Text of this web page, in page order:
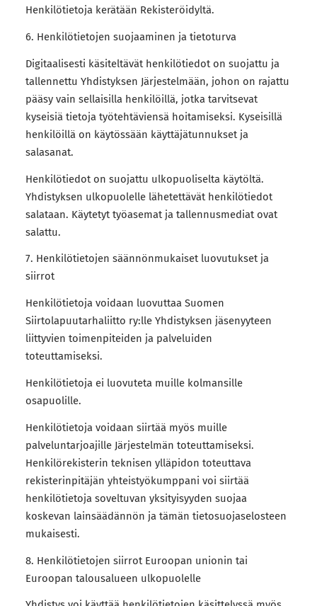
Henkilötietoja kerätään Rekisteröidyltä.
6. Henkilötietojen suojaaminen ja tietoturva
Digitaalisesti käsiteltävät henkilötiedot on suojattu ja
tallennettu Yhdistyksen Järjestelmään, johon on rajattu
pääsy vain sellaisilla henkilöillä, jotka tarvitsevat
kyseisiä tietoja työtehtäviensä hoitamiseksi. Kyseisillä
henkilöillä on käytössään käyttäjätunnukset ja
salasanat.
Henkilötiedot on suojattu ulkopuoliselta käytöltä.
Yhdistyksen ulkopuolelle lähetettävät henkilötiedot
salataan. Käytetyt työasemat ja tallennusmediat ovat
salattu.
7. Henkilötietojen säännönmukaiset luovutukset ja
siirrot
Henkilötietoja voidaan luovuttaa Suomen
Siirtolapuutarhaliitto ry:lle Yhdistyksen jäsenyyteen
liittyvien toimenpiteiden ja palveluiden
toteuttamiseksi.
Henkilötietoja ei luovuteta muille kolmansille
osapuolille.
Henkilötietoja voidaan siirtää myös muille
palveluntarjoajille Järjestelmän toteuttamiseksi.
Henkilörekisterin teknisen ylläpidon toteuttava
rekisterinpitäjän yhteistyökumppani voi siirtää
henkilötietoja soveltuvan yksityisyyden suojaa
koskevan lainsäädännön ja tämän tietosuojaselosteen
mukaisesti.
8. Henkilötietojen siirrot Euroopan unionin tai
Euroopan talousalueen ulkopuolelle